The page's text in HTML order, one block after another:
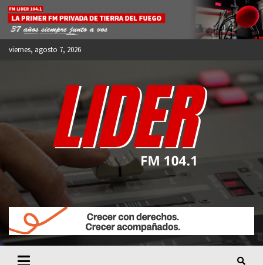
Skip
content
viernes, agosto 7, 2026
FM LIDER 104.1